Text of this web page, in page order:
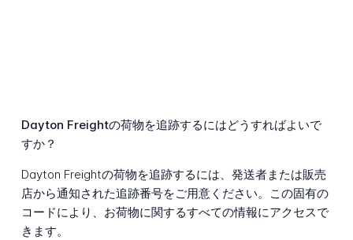
Dayton Freightの荷物を追跡するにはどうすればよいで
すか？
Dayton Freightの荷物を追跡するには、発送者または販売
店から通知された追跡番号をご用意ください。この固有の
コードにより、お荷物に関するすべての情報にアクセスで
きます。